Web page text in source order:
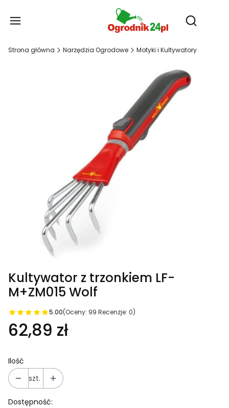
Otwórz
Strona główna Narzędzia Ogrodowe Motyki i Kultywatory
Kultywator z trzonkiem LF-
M+ZM015 Wolf
5.00(Oceny: 99 Recenzje: 0)
62,89 zł
Ilość
szt.
Dostępność: